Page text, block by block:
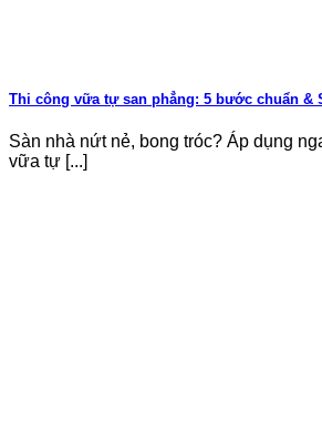
Thi công vữa tự san phẳng: 5 bước chuẩn &
Sàn nhà nứt nẻ, bong tróc? Áp dụng
vữa tự [...]